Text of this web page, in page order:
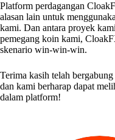
Platform perdagangan
alasan lain untuk
kami. Dan antara proyek
pemegang koin kami,
skenario win-win-win.
Terima kasih telah
dan kami berharap dapat
dalam platform!